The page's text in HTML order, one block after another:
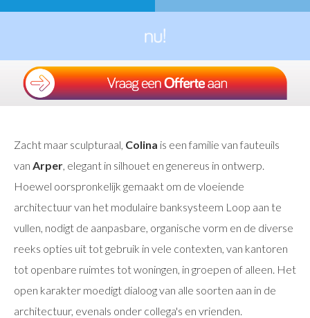
Zacht maar sculpturaal, Colina is een familie van fauteuils
van Arper , elegant in silhouet en genereus in ontwerp.
Hoewel oorspronkelijk gemaakt om de vloeiende
architectuur van het modulaire banksysteem Loop aan te
vullen, nodigt de aanpasbare, organische vorm en de diverse
reeks opties uit tot gebruik in vele contexten, van kantoren
tot openbare ruimtes tot woningen, in groepen of alleen. Het
open karakter moedigt dialoog van alle soorten aan in de
architectuur, evenals onder collega's en vrienden.